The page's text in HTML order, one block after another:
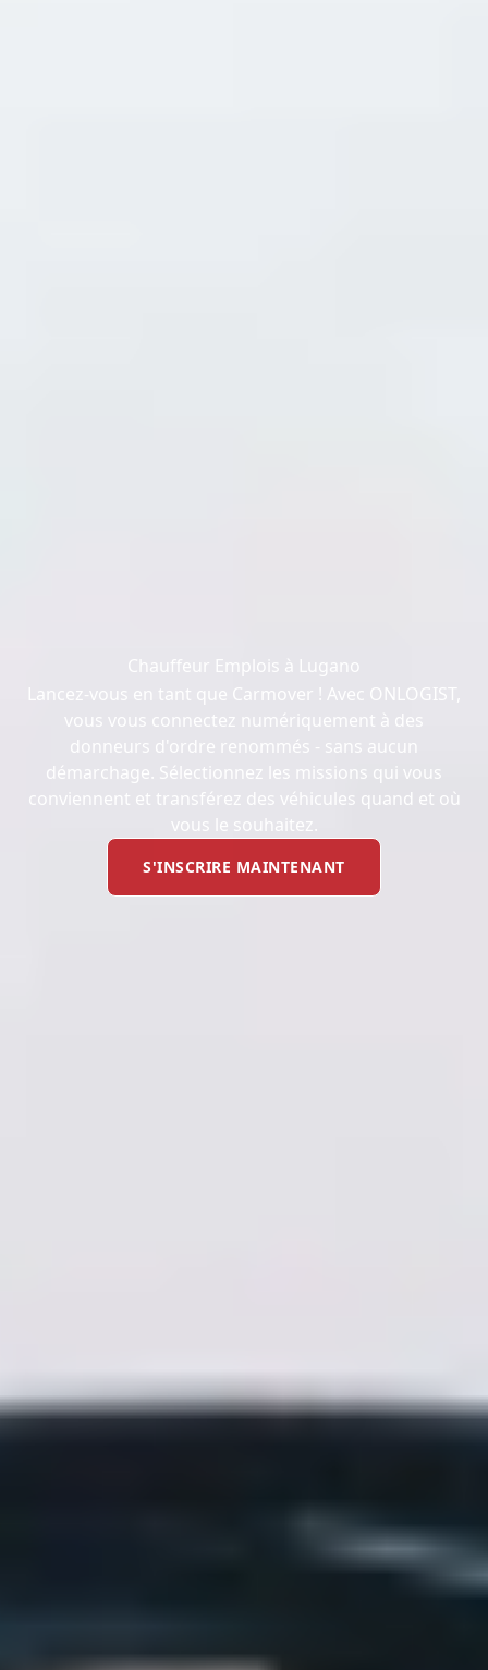
Chauffeur Emplois à Lugano
Lancez-vous en tant que Carmover ! Avec ONLOGIST,
vous vous connectez numériquement à des
donneurs d'ordre renommés - sans aucun
démarchage. Sélectionnez les missions qui vous
conviennent et transférez des véhicules quand et où
vous le souhaitez.
S'INSCRIRE MAINTENANT